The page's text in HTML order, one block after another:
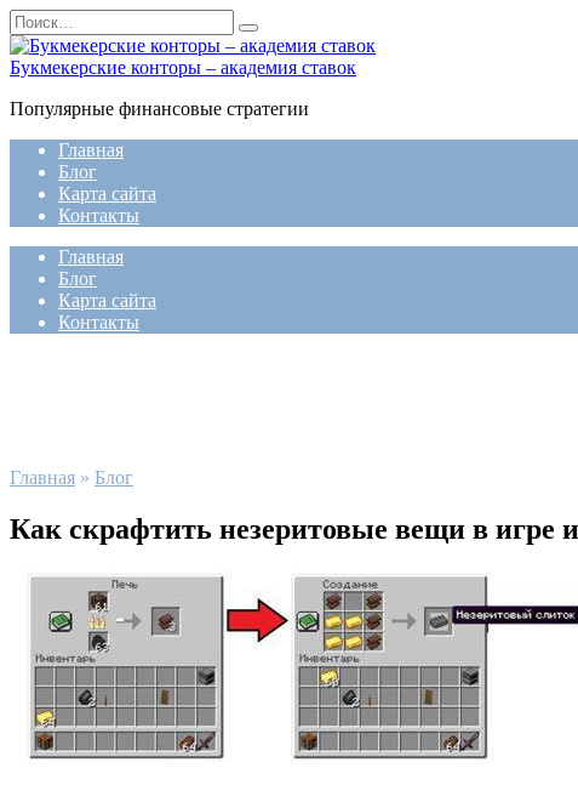
Перейти
к
содержанию
Search
for:
Букмекерские конторы – академия ставок
Популярные финансовые стратегии
Главная
Блог
Карта сайта
Контакты
Главная
Блог
Карта сайта
Контакты
Главная » Блог
Как скрафтить незеритовые вещи в игре